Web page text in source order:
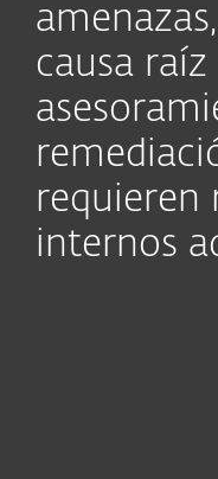
causa raíz
requieren
internos